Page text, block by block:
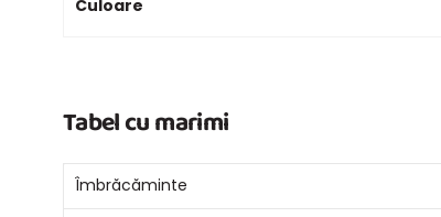
Culoare
Tabel cu marimi
Îmbrăcăminte